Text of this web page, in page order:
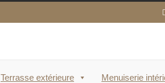
Terrasse extérieure Menuiserie